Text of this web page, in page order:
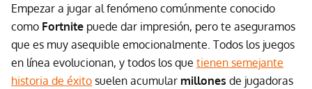
Empezar a jugar al fenómeno comúnmente conocido
como Fortnite puede dar impresión, pero te aseguramos
que es muy asequible emocionalmente. Todos los juegos
en línea evolucionan, y todos los que tienen semejante
historia de éxito suelen acumular millones de jugadoras